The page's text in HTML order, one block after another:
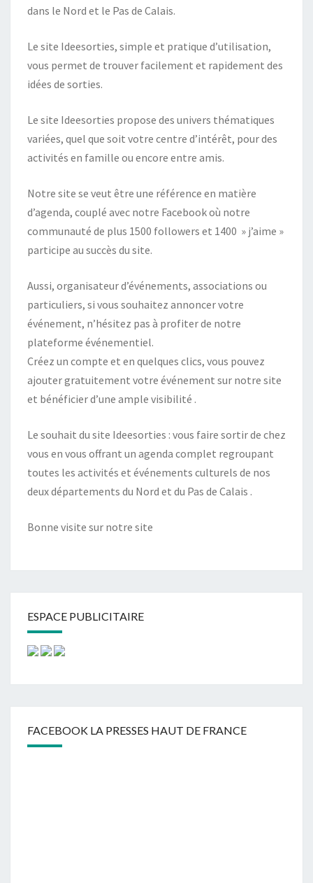
dans le Nord et le Pas de Calais.
Le site Ideesorties, simple et pratique d’utilisation,
vous permet de trouver facilement et rapidement des
idées de sorties.
Le site Ideesorties propose des univers thématiques
variées, quel que soit votre centre d’intérêt, pour des
activités en famille ou encore entre amis.
Notre site se veut être une référence en matière
d’agenda, couplé avec notre Facebook où notre
communauté de plus 1500 followers et 1400 » j’aime »
participe au succès du site.
Aussi, organisateur d’événements, associations ou
particuliers, si vous souhaitez annoncer votre
événement, n’hésitez pas à profiter de notre
plateforme événementiel.
Créez un compte et en quelques clics, vous pouvez
ajouter gratuitement votre événement sur notre site
et bénéficier d’une ample visibilité .
Le souhait du site Ideesorties : vous faire sortir de chez
vous en vous offrant un agenda complet regroupant
toutes les activités et événements culturels de nos
deux départements du Nord et du Pas de Calais .
Bonne visite sur notre site
ESPACE PUBLICITAIRE
FACEBOOK LA PRESSES HAUT DE FRANCE